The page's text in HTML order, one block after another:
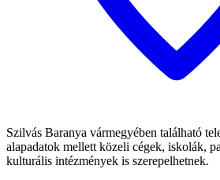
Szilvás Baranya vármegyében található
alapadatok mellett közeli cégek, iskolák,
kulturális intézmények is szerepelhetnek.